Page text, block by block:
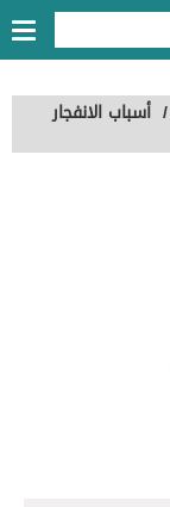
/ أسباب الانفجار